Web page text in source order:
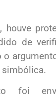
houve
de
simbólica.
foi